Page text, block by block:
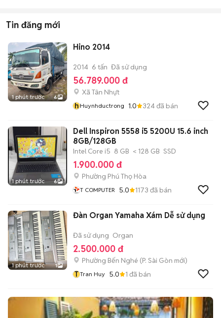
Tin đăng mới
1 phút trước 6
Hino 2014
2014 6 tấn Đã sử dụng
56.789.000 đ
Xã Tân Nhựt
hHuynhductrong 1.0 324đã bán
1 phút trước 6
Dell Inspiron 5558 i5 5200U 15.6 inch
8GB/128GB
Intel Core i5 8 GB < 128 GB SSD
1.900.000 đ
Phường Phú Thọ Hòa
T COMPUTER 5.0 1173 đã bán
1 phút trước 1
Đàn Organ Yamaha Xám Dễ sử dụng
Đã sử dụng Organ
2.500.000 đ
Phường Bến Nghé (P. Sài Gòn mới)
T Tran Huy 5.0 1 đã bán